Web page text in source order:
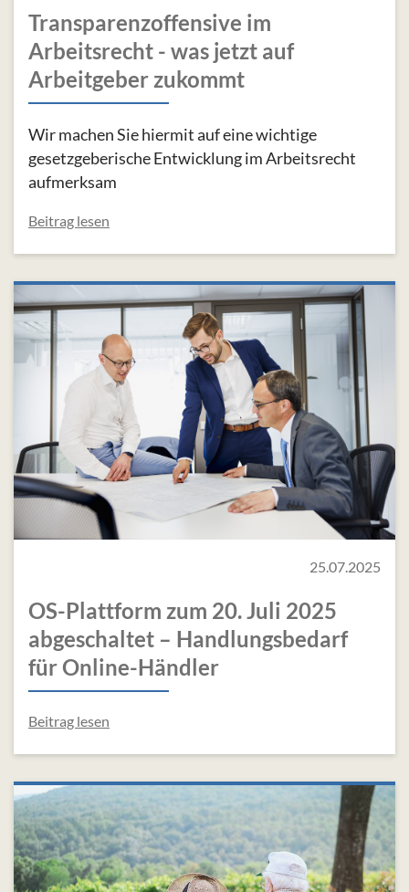
Transparenzoffensive im
Arbeitsrecht - was jetzt auf
Arbeitgeber zukommt
Wir machen Sie hiermit auf eine wichtige
gesetzgeberische Entwicklung im Arbeitsrecht
aufmerksam
Beitrag lesen
25.07.2025
OS-Plattform zum 20. Juli 2025
abgeschaltet – Handlungsbedarf
für Online-Händler
Beitrag lesen